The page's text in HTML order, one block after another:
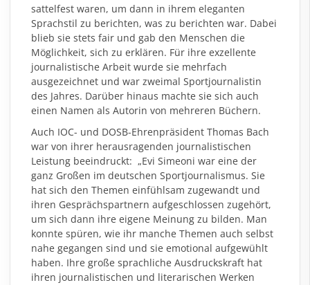
sattelfest waren, um dann in ihrem eleganten
Sprachstil zu berichten, was zu berichten war. Dabei
blieb sie stets fair und gab den Menschen die
Möglichkeit, sich zu erklären. Für ihre exzellente
journalistische Arbeit wurde sie mehrfach
ausgezeichnet und war zweimal Sportjournalistin
des Jahres. Darüber hinaus machte sie sich auch
einen Namen als Autorin von mehreren Büchern.
Auch IOC- und DOSB-Ehrenpräsident Thomas Bach
war von ihrer herausragenden journalistischen
Leistung beeindruckt: „Evi Simeoni war eine der
ganz Großen im deutschen Sportjournalismus. Sie
hat sich den Themen einfühlsam zugewandt und
ihren Gesprächspartnern aufgeschlossen zugehört,
um sich dann ihre eigene Meinung zu bilden. Man
konnte spüren, wie ihr manche Themen auch selbst
nahe gegangen sind und sie emotional aufgewühlt
haben. Ihre große sprachliche Ausdruckskraft hat
ihren journalistischen und literarischen Werken